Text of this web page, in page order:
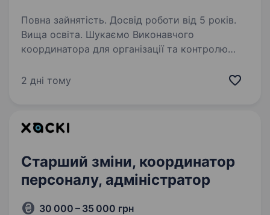
Повна зайнятість. Досвід роботи від 5 років.
Вища освіта. Шукаємо Виконавчого
координатора для організації та контролю
координації взаємодії між генеральним
інформацією…
2 дні тому
Старший зміни, координатор
персоналу, адміністратор
30 000 – 35 000 грн